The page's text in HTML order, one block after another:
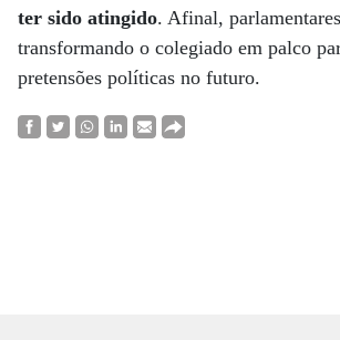
ter sido atingido. Afinal,
transformando o colegiado em palco
pretensões políticas no futuro.